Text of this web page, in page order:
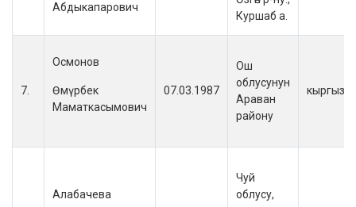
Абдыкапарович
Куршаб а.
7.
Осмонов
Өмүрбек
Маматкасымович
07.03.1987
Ош
облусунун
Араван
району
кыргыз
Алабачева
Чуй
облусу,